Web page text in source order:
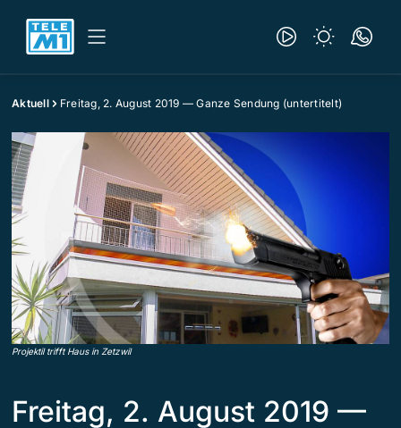
Aktuell Freitag, 2. August 2019 — Ganze Sendung (untertitelt)
Projektil trifft Haus in Zetzwil
Freitag, 2. August 2019 —